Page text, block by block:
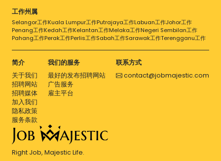
工作州属
Selangor工作Kuala Lumpur工作Putrajaya工作Labuan工作Johor工作
Penang工作Kedah工作Kelantan工作Melaka工作Negeri Sembilan工作
Pahang工作Perak工作Perlis工作Sabah工作Sarawak工作Terengganu工作
简介
关于我们
招聘网站
招聘媒体
加入我们
隐私政策
服务条款
我们的服务
最好的发布招聘网站
广告服务
雇主平台
联系方式
contact@jobmajestic.com
Right Job, Majestic Life.